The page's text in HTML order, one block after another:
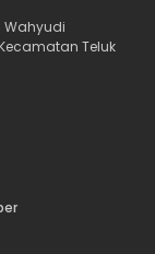
Wahyudi
Teluk